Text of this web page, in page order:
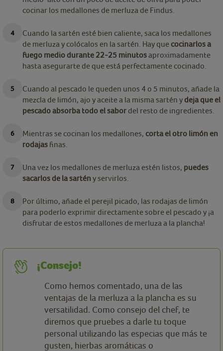
cocinar los medallones de merluza de Findus.
Cuando la sartén esté bien caliente, saca los medallones
de merluza y colócalos en la sartén. Hay que cocinarlos a
fuego medio durante 22-25 minutosaproximadamente
hasta asegurarte de que está perfectamente cocinado.
Cuando al pescado le queden unos 4 o 5 minutos, añade la
mezcla de limón, ajo y aceite a la misma sartén y deja que el
pescado absorba todo el sabor del resto de ingredientes.
Mientras se cocinan los medallones, corta el otro limón en
rodajas finas.
Una vez los medallones de merluza estén listos, puedes
sacarlos de la sartén y servirlos.
Por último, añade el perejil picado, las rodajas de limón
para poderlo exprimir directamente sobre el pescado y ¡a
disfrutar de estos medallones de merluza a la plancha!
¡Consejo!
Como hemos comentado, una de las
ventajas de la merluza a la plancha es su
versatilidad. Como consejo del chef, te
diremos que pruebes a darle tu toque
personal utilizando las especias que más te
gusten, hierbas aromáticas o